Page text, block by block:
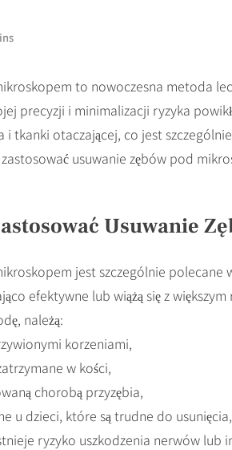
to nowoczesna metoda
precyzji i minimalizacji ryzyka
i tkanki otaczającej, co jest
usuwanie zębów pod
Usuwanie
jest szczególnie
efektywne lub wiążą się z
należą:
korzeniami,
w kości,
chorobą przyzębia,
u dzieci, które są trudne do usunięcia,
ryzyko uszkodzenia nerwów lub